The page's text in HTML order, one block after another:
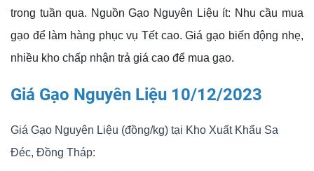
trong tuần qua. Nguồn Gạo Nguyên Liệu ít: Nhu cầu mua
gạo để làm hàng phục vụ Tết cao. Giá gạo biến động nhẹ,
nhiều kho chấp nhận trả giá cao để mua gạo.
Giá Gạo Nguyên Liệu 10/12/2023
Giá Gạo Nguyên Liệu (đồng/kg) tại Kho Xuất Khẩu Sa
Đéc, Đồng Tháp: